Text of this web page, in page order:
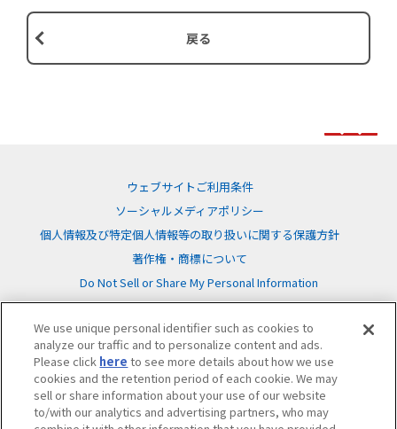
戻る
ウェブサイトご利用条件
ソーシャルメディアポリシー
個人情報及び特定個人情報等の取り扱いに関する保護方針
著作権・商標について
Do Not Sell or Share My Personal Information
©BANDAI
We use unique personal identifier such as cookies to
analyze our traffic and to personalize content and ads.
Please click here to see more details about how we use
cookies and the retention period of each cookie. We may
sell or share information about your use of our website
to/with our analytics and advertising partners, who may